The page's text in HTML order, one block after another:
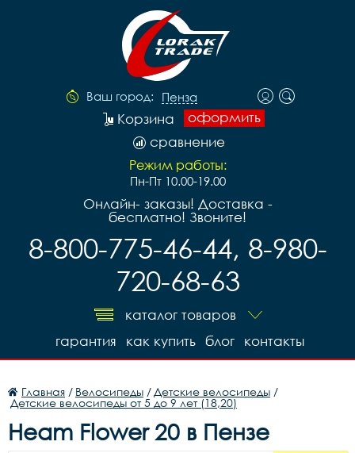
Ваш город: Пенза
оформить
Корзина
сравнение
Режим работы:
Пн-Пт 10.00-19.00
Онлайн- заказы! Доставка -
бесплатно! Звоните!
8-800-775-46-44, 8-980-
720-68-63
каталог товаров
контакты
блог
как купить
гарантия
Главная / Велосипеды / Детские велосипеды /
Детские велосипеды от 5 до 9 лет (18,20)
Heam Flower 20 в Пензе